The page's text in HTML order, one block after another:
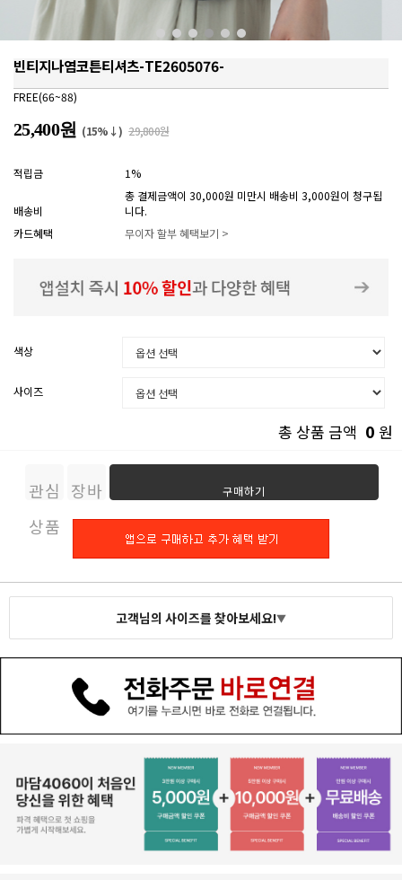
빈티지나염코튼티셔츠-TE2605076-
FREE(66~88)
25,400원 (15%↓) 29,800원
적립금 1%
배송비
총 결제금액이 30,000원 미만시 배송비 3,000원이 청구됩
니다.
카드혜택
무이자 할부 혜택보기 >
색상
사이즈
총 상품 금액 0 원
관심
상품
장바
구니
구매하기
고객님의 사이즈를 찾아보세요!▼